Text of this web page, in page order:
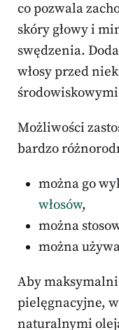
co pozwala
skóry głowy i
swędzenia.
włosy przed
Możliwości
bardzo
można go
włosów,
można
można
Aby
pielęgnacyjne,
naturalnymi